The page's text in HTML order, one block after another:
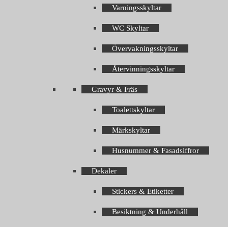
Varningsskyltar
WC Skyltar
Övervakningsskyltar
Återvinningsskyltar
Gravyr & Fräs
Toalettskyltar
Märkskyltar
Husnummer & Fasadsiffror
Dekaler
Stickers & Etiketter
Besiktning & Underhåll